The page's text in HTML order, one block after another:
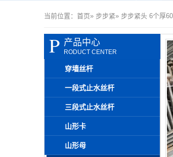
当前位置： 首页» 步步紧» 步步紧头 6个厚
P 产品中心
RODUCT CENTER
穿墙丝杆
一段式止水丝杆
三段式止水丝杆
山形卡
山形母